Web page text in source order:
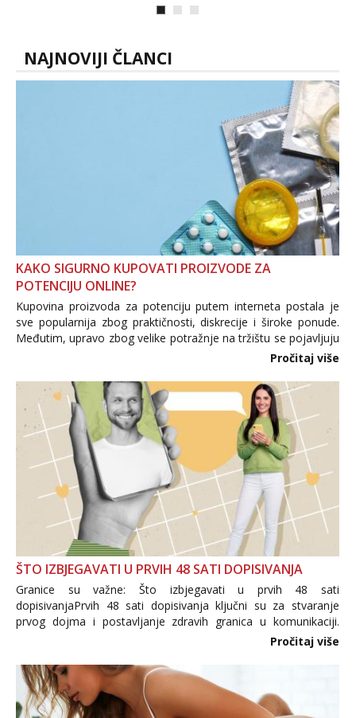
NAJNOVIJI ČLANCI
KAKO SIGURNO KUPOVATI PROIZVODE ZA
POTENCIJU ONLINE?
Kupovina proizvoda za potenciju putem interneta postala je
sve popularnija zbog praktičnosti, diskrecije i široke ponude.
Međutim, upravo zbog velike potražnje na tržištu se pojavljuju
i brojni krivotvoreni proizvodi, nepouzdane internetske
Pročitaj više
ŠTO IZBJEGAVATI U PRVIH 48 SATI DOPISIVANJA
Granice su važne: Što izbjegavati u prvih 48 sati
dopisivanjaPrvih 48 sati dopisivanja ključni su za stvaranje
prvog dojma i postavljanje zdravih granica u komunikaciji.
Važno je izbjeći prebrzo otkrivanje osobnih ili intimnih
informacija, jer nepoznata osoba još nije zaslužila to
povjerenje. Takođe...
Pročitaj više